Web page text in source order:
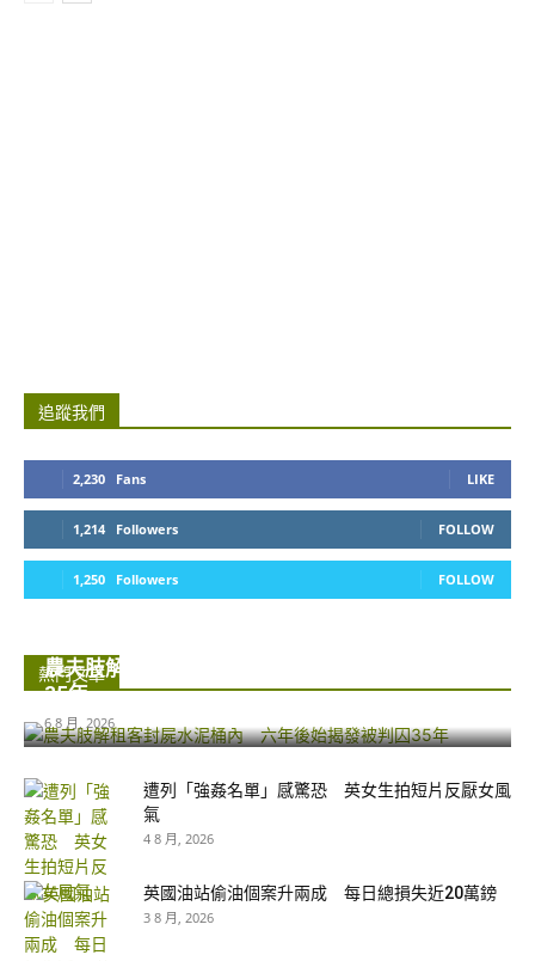
追蹤我們
2,230 Fans LIKE
1,214 Followers FOLLOW
1,250 Followers FOLLOW
熱門文章
農夫肢解租客封屍水泥桶內 六年後始揭發被判囚
35年...
6 8 月, 2026
遭列「強姦名單」感驚恐 英女生拍短片反厭女風
氣
4 8 月, 2026
英國油站偷油個案升兩成 每日總損失近20萬鎊
3 8 月, 2026